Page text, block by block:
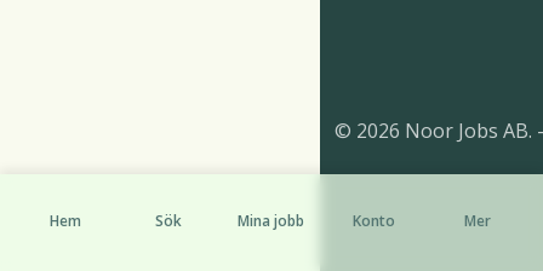
© 2026 Noor Jobs AB.
Hem Sök Mina jobb Konto Mer